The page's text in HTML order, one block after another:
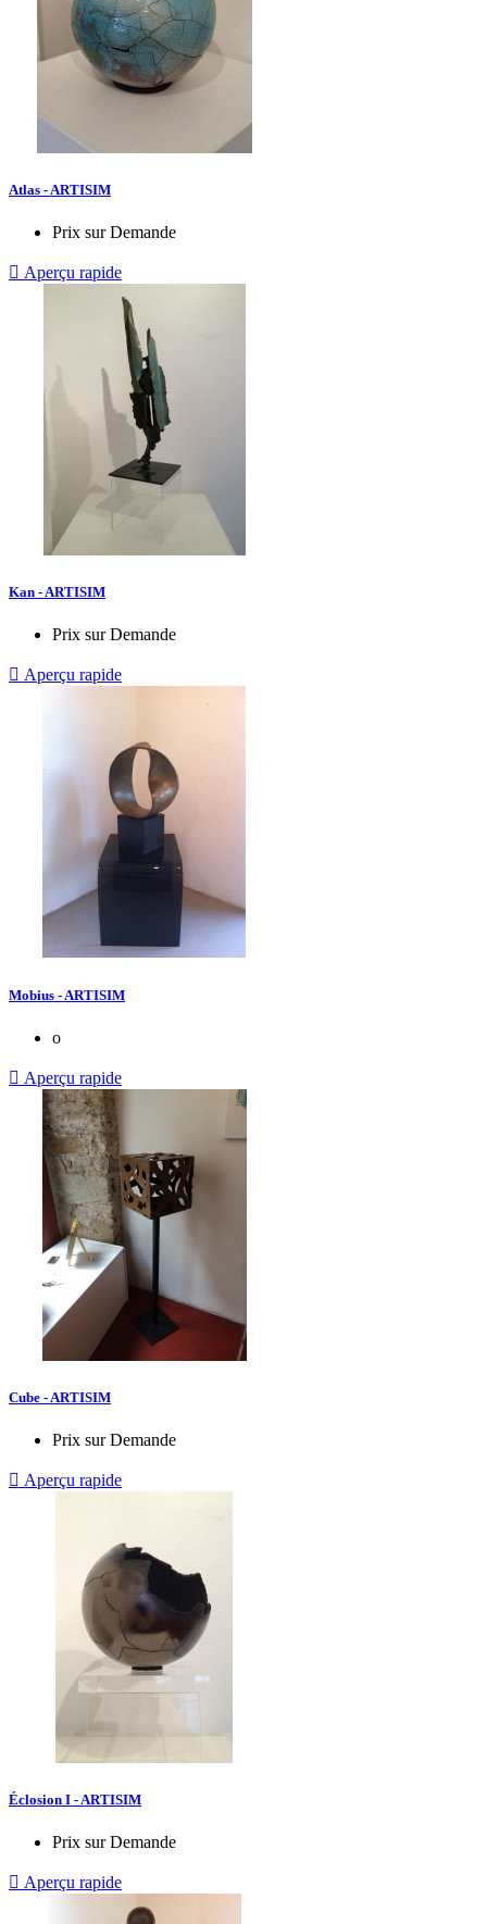
Atlas - ARTISIM
Prix sur Demande
 Aperçu rapide
Kan - ARTISIM
Prix sur Demande
 Aperçu rapide
Mobius - ARTISIM
o
 Aperçu rapide
Cube - ARTISIM
Prix sur Demande
 Aperçu rapide
Éclosion I - ARTISIM
Prix sur Demande
 Aperçu rapide